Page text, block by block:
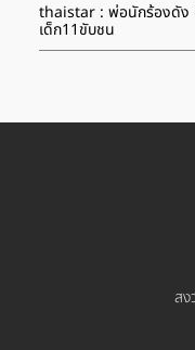
thaistar : พ่อนักร้องดัง
เด็ก11ขับชน
ส